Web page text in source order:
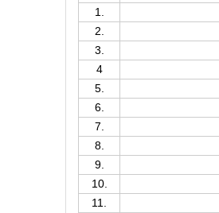
1.
2.
3.
4
5.
6.
7.
8.
9.
10.
11.